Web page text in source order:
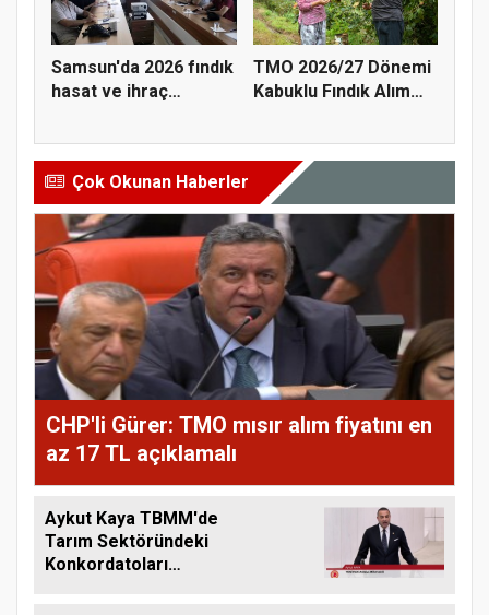
Samsun'da 2026 fındık
hasat ve ihraç
TMO 2026/27 Dönemi
Kabuklu Fındık Alım
Çok Okunan Haberler
CHP'li Gürer: TMO mısır alım fiyatını en
az 17 TL açıklamalı
Aykut Kaya TBMM'de
Tarım Sektöründeki
Konkordatoları